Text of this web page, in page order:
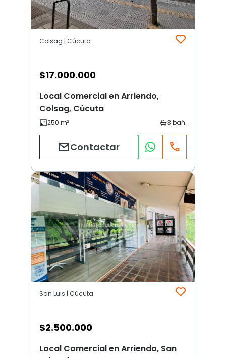
Colsag | Cúcuta
$17.000.000
Local Comercial en Arriendo,
Colsag, Cúcuta
Contactar
San Luis | Cúcuta
$2.500.000
Local Comercial en Arriendo, San